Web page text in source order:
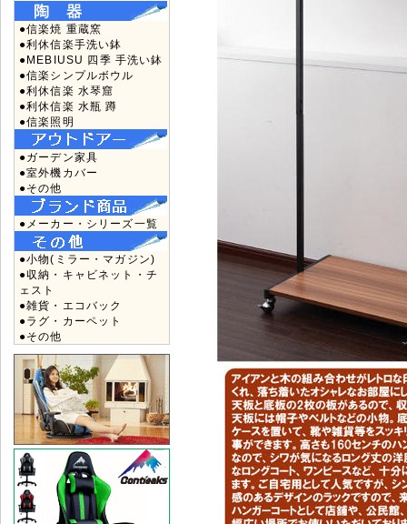
●信楽焼 重蔵窯
●利休信楽手洗い鉢
●MEBIUSU 四季 手洗い鉢
●信楽シンプルボウル
●利休信楽 水琴窟
●利休信楽 水瓶 蹲
●信楽照明
●ガーデン家具
●室外機カバー
●その他
●メーカー・シリーズ一覧
●小物(ミラー・マガジン)
●収納・キャビネット・チ
ェスト
●雑貨・エコバック
●ラグ・カーペット
●その他